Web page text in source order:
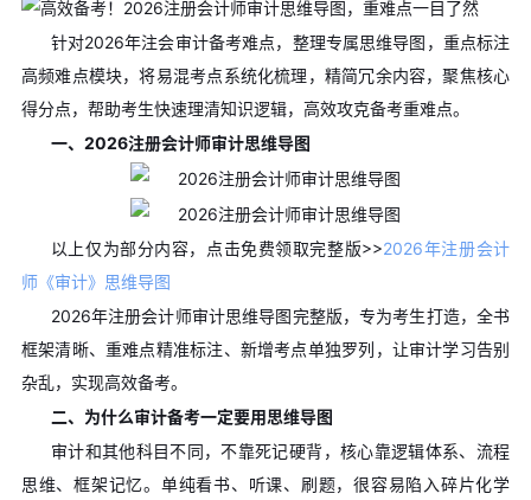
针对2026年注会审计备考难点，整理专属思维导图，重点标注
高频难点模块，将易混考点系统化梳理，精简冗余内容，聚焦核心
得分点，帮助考生快速理清知识逻辑，高效攻克备考重难点。
一、2026注册会计师审计思维导图
以上仅为部分内容，点击免费领取完整版>>2026年注册会计
师《审计》思维导图
2026年注册会计师审计思维导图完整版，专为考生打造，全书
框架清晰、重难点精准标注、新增考点单独罗列，让审计学习告别
杂乱，实现高效备考。
二、为什么审计备考一定要用思维导图
审计和其他科目不同，不靠死记硬背，核心靠逻辑体系、流程
思维、框架记忆。单纯看书、听课、刷题，很容易陷入碎片化学